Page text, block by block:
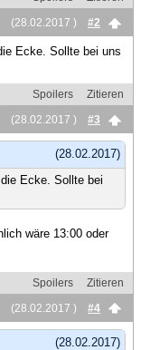
(28.02.2017 )
#2
Ecke. Sollte bei uns
Spoilers
Zitieren
(28.02.2017 )
#3
(28.02.2017)
Ecke. Sollte bei
wäre 13:00 oder
Spoilers
Zitieren
(28.02.2017 )
#4
(28.02.2017)